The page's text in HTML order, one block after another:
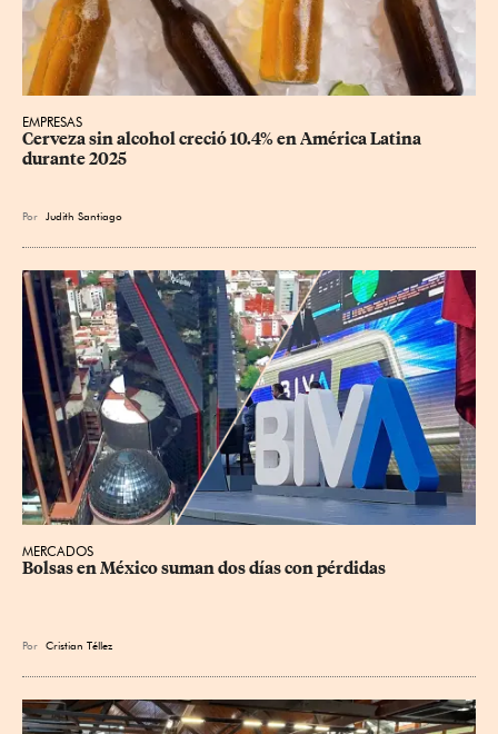
EMPRESAS
Cerveza sin alcohol creció 10.4% en América Latina
durante 2025
Por Judith Santiago
MERCADOS
Bolsas en México suman dos días con pérdidas
Por Cristian Téllez